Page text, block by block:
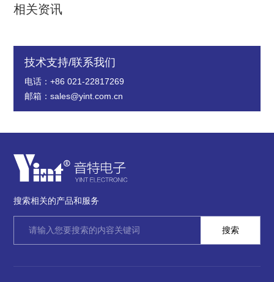
相关资讯
技术支持/联系我们
电话：+86 021-22817269
邮箱：sales@yint.com.cn
搜索相关的产品和服务